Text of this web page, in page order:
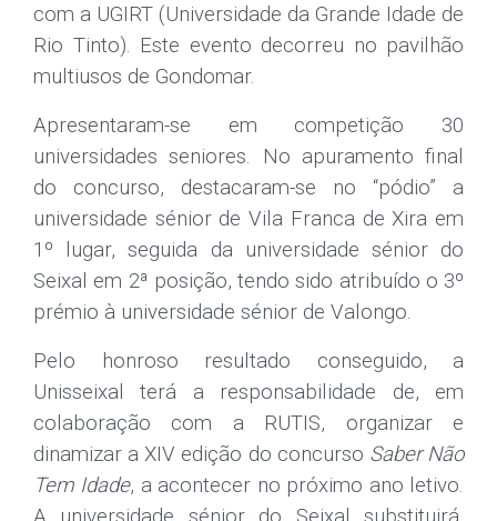
com a UGIRT (Universidade da Grande Idade de
Rio Tinto). Este evento decorreu no pavilhão
multiusos de Gondomar.
Apresentaram-se em competição 30
universidades seniores. No apuramento final
do concurso, destacaram-se no “pódio” a
universidade sénior de Vila Franca de Xira em
1º lugar, seguida da universidade sénior do
Seixal em 2ª posição, tendo sido atribuído o 3º
prémio à universidade sénior de Valongo.
Pelo honroso resultado conseguido, a
Unisseixal terá a responsabilidade de, em
colaboração com a RUTIS, organizar e
dinamizar a XIV edição do concurso Saber Não
Tem Idade, a acontecer no próximo ano letivo.